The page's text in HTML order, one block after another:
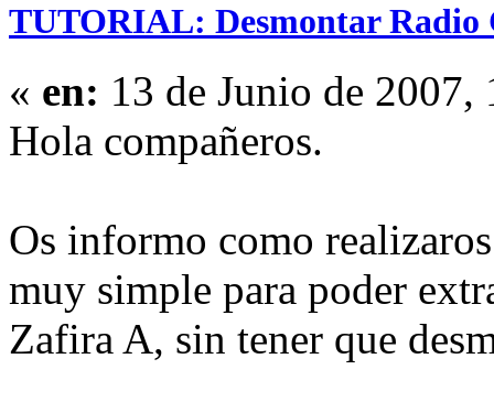
TUTORIAL: Desmontar Radio
« en: 13 de Junio de
Hola compañeros.
Os informo como
muy simple para poder
Zafira A, sin tener que